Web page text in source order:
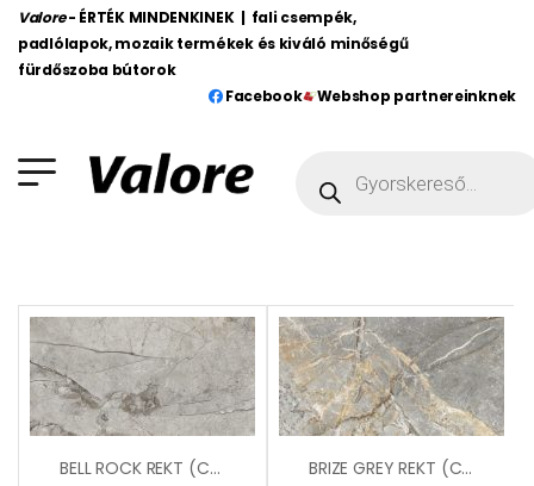
Valore - ÉRTÉK MINDENKINEK | fali csempék,
padlólapok, mozaik termékek és kiváló minőségű
fürdőszoba bútorok
Facebook
Webshop partnereinknek
BELL ROCK REKT (CCR61)
BRIZE GREY REKT (CCR96)